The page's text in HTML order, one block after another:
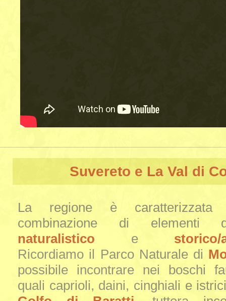
Suvereto e La Val di
La regione è caratterizzata
combinazione di elementi
naturalistico e storico/
Ricordiamo il Parco Naturale di
possibile incontrare nei boschi
quali caprioli, daini, cinghiali e